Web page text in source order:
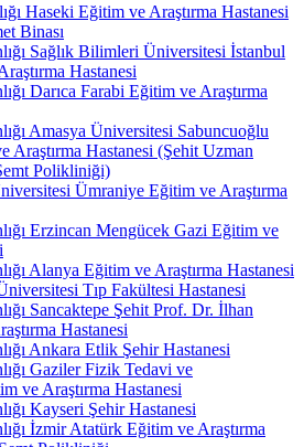
Haseki Eğitim ve Araştırma Hastanesi
Binası
Sağlık Bilimleri Üniversitesi İstanbul
Hastanesi
Darıca Farabi Eğitim ve Araştırma
Amasya Üniversitesi Sabuncuoğlu
Araştırma Hastanesi (Şehit Uzman
Polikliniği)
Ümraniye Eğitim ve Araştırma
Erzincan Mengücek Gazi Eğitim ve
Alanya Eğitim ve Araştırma Hastanesi
Tıp Fakültesi Hastanesi
Sancaktepe Şehit Prof. Dr. İlhan
Hastanesi
Ankara Etlik Şehir Hastanesi
Gaziler Fizik Tedavi ve
ve Araştırma Hastanesi
Kayseri Şehir Hastanesi
İzmir Atatürk Eğitim ve Araştırma